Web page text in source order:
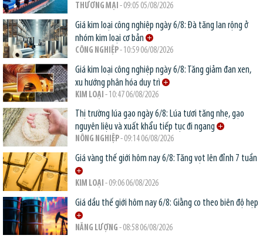
THƯƠNG MẠI - 09:05 05/08/2026
Giá kim loại công nghiệp ngày 6/8: Đà tăng lan rộng ở
nhóm kim loại cơ bản
CÔNG NGHIỆP- 10:59 06/08/2026
Giá kim loại công nghiệp ngày 6/8: Tăng giảm đan xen,
xu hướng phân hóa duy trì
KIM LOẠI - 10:47 06/08/2026
Thị trường lúa gạo ngày 6/8: Lúa tươi tăng nhẹ, gạo
nguyên liệu và xuất khẩu tiếp tục đi ngang
NÔNG NGHIỆP- 09:14 06/08/2026
Giá vàng thế giới hôm nay 6/8: Tăng vọt lên đỉnh 7 tuần
KIM LOẠI - 09:06 06/08/2026
Giá dầu thế giới hôm nay 6/8: Giằng co theo biên độ hẹp
NĂNG LƯỢNG - 08:58 06/08/2026